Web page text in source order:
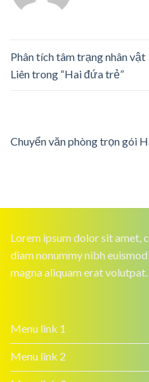
Phân tích tâm trạng nhân vật
Liên trong “Hai đứa trẻ”
Chuyển văn phòng trọn gói
Lorem ipsum dolor sit amet,
diam nonummy nibh
magna aliquam erat volutpat.
Menu link 1
Menu link 2